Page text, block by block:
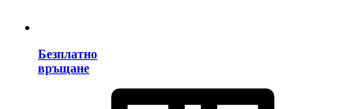
Безплатно
връщане